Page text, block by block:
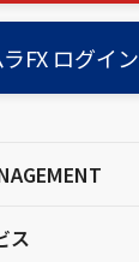
FX ログイン
ス